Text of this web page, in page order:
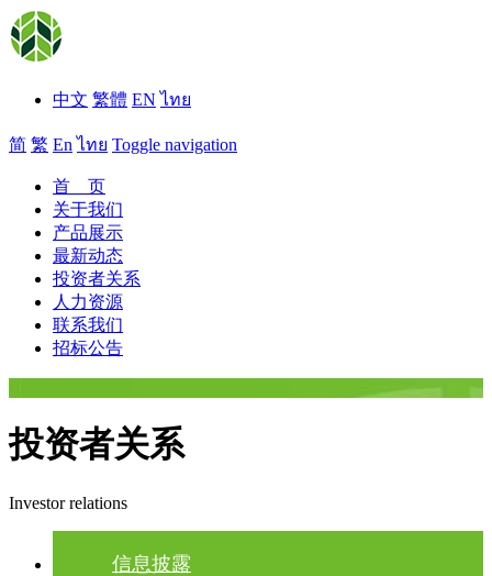
中文 繁體 EN ไทย
简 繁 En ไทย Toggle navigation
首 页
关于我们
产品展示
最新动态
投资者关系
人力资源
联系我们
招标公告
投资者关系
Investor relations
信息披露